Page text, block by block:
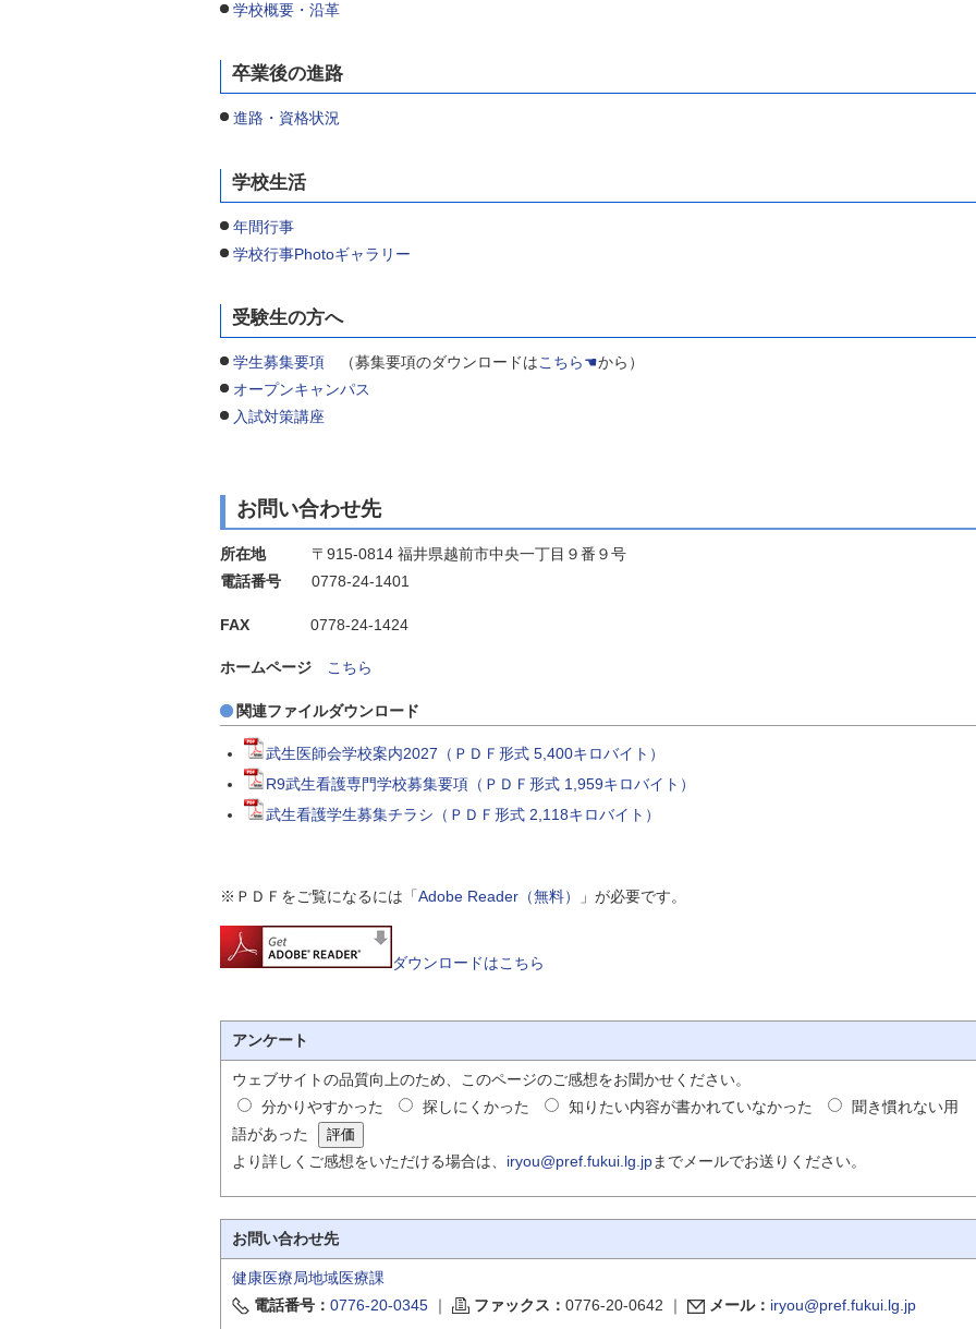
学校概要・沿革
卒業後の進路
進路・資格状況
学校生活
年間行事
学校行事Photoギャラリー
受験生の方へ
学生募集要項 （募集要項のダウンロードはこちら☚から）
オープンキャンパス
入試対策講座
お問い合わせ先
所在地〒915-0814 福井県越前市中央一丁目９番９号
電話番号 0778-24-1401
FAX 0778-24-1424
ホームページ こちら
関連ファイルダウンロード
武生医師会学校案内2027（ＰＤＦ形式 5,400キロバイト）
R9武生看護専門学校募集要項（ＰＤＦ形式 1,959キロバイト）
武生看護学生募集チラシ（ＰＤＦ形式 2,118キロバイト）
※ＰＤＦをご覧になるには「Adobe Reader（無料） 」が必要です。
ダウンロードはこちら
アンケート
ウェブサイトの品質向上のため、このページのご感想をお聞かせください。
分かりやすかった
探しにくかった 知りたい内容が書かれていなかった
聞き慣れない用
語があった
より詳しくご感想をいただける場合は、 iryou@pref.fukui.lg.jpまでメールでお送りください。
お問い合わせ先
健康医療局地域医療課
電話番号： 0776-20-0345 ｜ ファックス： 0776-20-0642 ｜ メール： iryou@pref.fukui.lg.jp